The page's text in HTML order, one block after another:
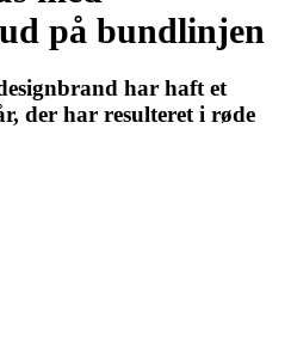
på bundlinjen
har haft et
der har resulteret i røde